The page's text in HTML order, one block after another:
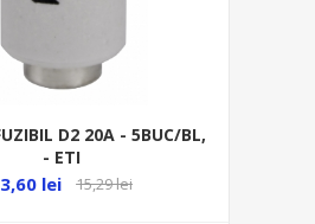
D2 20A - 5BUC/BL,
- ETI
lei 15,29 lei